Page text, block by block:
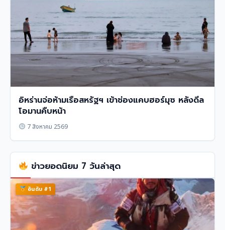
อิหร่านจ่อห้ามเรือสหรัฐฯ เข้าช่องแคบฮอร์มุซ หลังดีล
โอมานคืบหน้า
7 สิงหาคม 2569
ข่าวยอดนิยม 7 วันล่าสุด
อันดับ #1